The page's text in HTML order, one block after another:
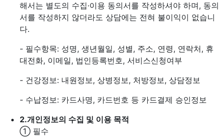
해서는 별도의 수집·이용 동의서를 작성하셔야 하며, 동의
서를 작성하지 않더라도 상담에는 전혀 불이익이 없습니
다.
- 필수항목: 성명, 생년월일, 성별, 주소, 연령, 연락처, 휴
대전화, 이메일, 법인등록번호, 서비스신청여부
- 건강정보: 내원정보, 상병정보, 처방정보, 상담정보
- 수납정보: 카드사명, 카드번호 등 카드결제 승인정보
2.개인정보의 수집 및 이용 목적
① 필수